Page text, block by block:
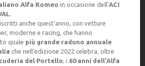
Alfa Romeo in occasione dell’ACI
.
anche quest’anno, con vetture
moderne e racing, che hanno
quale più grande raduno annuale
che nell’edizione 2022 celebra, oltre
del Portello, i 60 anni dell’Alfa